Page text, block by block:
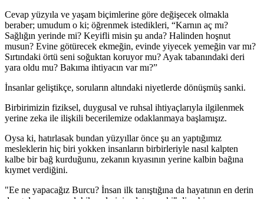
Cevap yüzyıla ve yaşam biçimlerine göre değişecek olmakla
beraber; umudum o ki; öğrenmek istedikleri, “Karnın aç mı?
Sağlığın yerinde mi? Keyifli misin şu anda? Halinden hoşnut
musun? Evine götürecek ekmeğin, evinde yiyecek yemeğin var mı?
Sırtındaki örtü seni soğuktan koruyor mu? Ayak tabanındaki deri
yara oldu mu? Bakıma ihtiyacın var mı?”
İnsanlar geliştikçe, soruların altındaki niyetlerde dönüşmüş sanki.
Birbirimizin fiziksel, duygusal ve ruhsal ihtiyaçlarıyla ilgilenmek
yerine zeka ile ilişkili becerilemize odaklanmaya başlamışız.
Oysa ki, hatırlasak bundan yüzyıllar önce şu an yaptığımız
mesleklerin hiç biri yokken insanların birbirleriyle nasıl kalpten
kalbe bir bağ kurduğunu, zekanın kıyasının yerine kalbin bağına
kıymet verdiğini.
"Ee ne yapacağız Burcu? İnsan ilk tanıştığına da hayatının en derin